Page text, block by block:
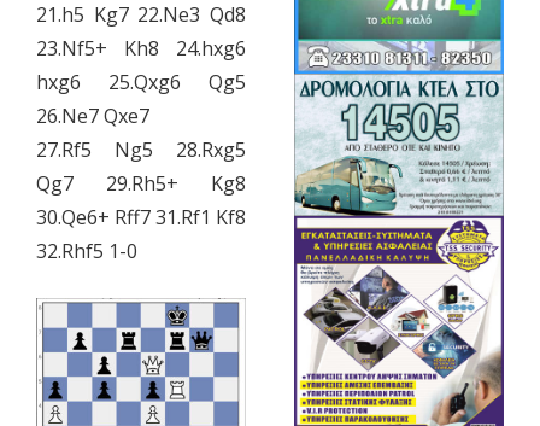
21.h5 Kg7 22.Ne3 Qd8
23.Nf5+ Kh8 24.hxg6
hxg6 25.Qxg6 Qg5
26.Ne7 Qxe7
27.Rf5 Ng5 28.Rxg5
Qg7 29.Rh5+ Kg8
30.Qe6+ Rff7 31.Rf1 Kf8
32.Rhf5 1-0